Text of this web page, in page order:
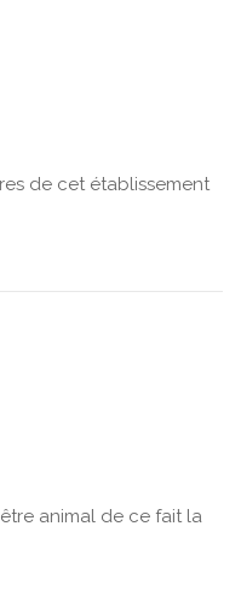
de cet établissement
animal de ce fait la